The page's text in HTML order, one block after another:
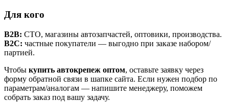
Для кого
B2B: СТО, магазины автозапчастей, оптовики, производства.
B2C: частные покупатели — выгодно при заказе набором/
партией.
Чтобы купить автокрепеж оптом, оставьте заявку через
форму обратной связи в шапке сайта. Если нужен подбор по
параметрам/аналогам — напишите менеджеру, поможем
собрать заказ под вашу задачу.